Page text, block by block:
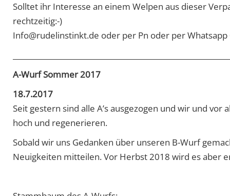
Solltet ihr Interesse an einem Welpen aus dieser
rechtzeitig:-)
Info@rudelinstinkt.de oder per Pn oder per
A-Wurf Sommer 2017
18.7.2017
Seit gestern sind alle A’s ausgezogen und wir und
hoch und regenerieren.
Sobald wir uns Gedanken über unseren B-Wurf
Neuigkeiten mitteilen. Vor Herbst 2018 wird es aber